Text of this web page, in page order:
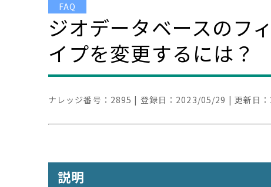
FAQ
ジオデータベースのフ
イプを変更するには？
ナレッジ番号： 2895 | 登録日： 2023/05/29 | 更新日：
説明